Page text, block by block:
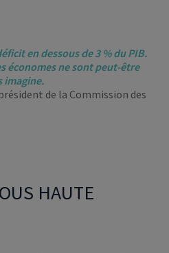
en dessous de 3 % du PIB.
économes ne sont peut-être
imagine.
de la Commission des
HAUTE